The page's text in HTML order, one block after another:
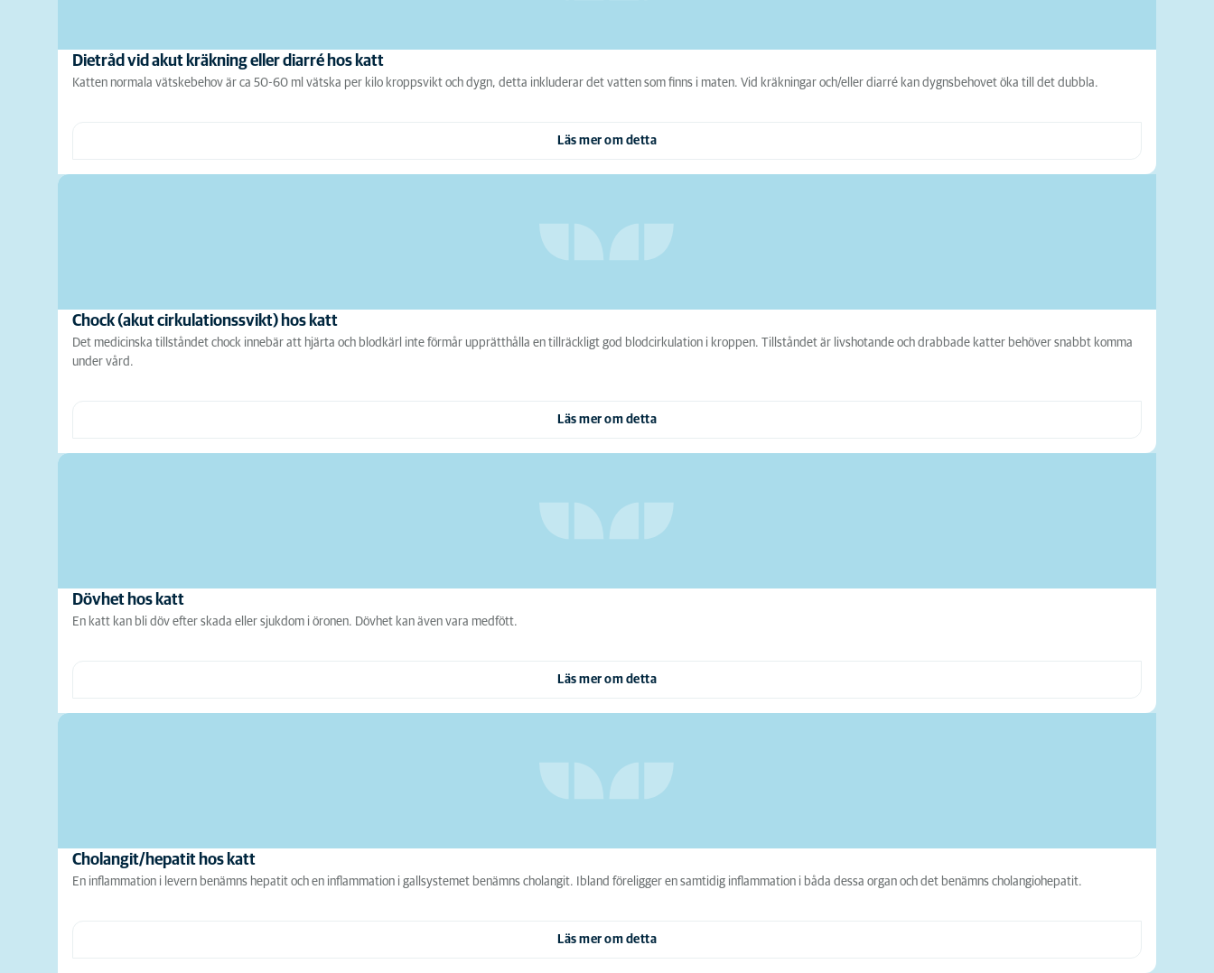
Dietråd vid akut kräkning eller diarré hos katt
Katten normala vätskebehov är ca 50-60 ml vätska per kilo kroppsvikt och dygn, detta inkluderar det vatten som finns i maten. Vid kräkningar och/eller diarré kan dygnsbehovet öka till det dubbla.
Läs mer om detta
Chock (akut cirkulationssvikt) hos katt
Det medicinska tillståndet chock innebär att hjärta och blodkärl inte förmår upprätthålla en tillräckligt god blodcirkulation i kroppen. Tillståndet är livshotande och drabbade katter behöver snabbt komma
under vård.
Läs mer om detta
Dövhet hos katt
En katt kan bli döv efter skada eller sjukdom i öronen. Dövhet kan även vara medfött.
Läs mer om detta
Cholangit/hepatit hos katt
En inflammation i levern benämns hepatit och en inflammation i gallsystemet benämns cholangit. Ibland föreligger en samtidig inflammation i båda dessa organ och det benämns cholangiohepatit.
Läs mer om detta